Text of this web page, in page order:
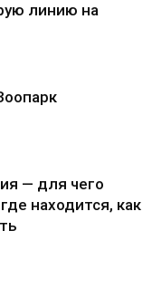
линию на
— для чего
находится, как